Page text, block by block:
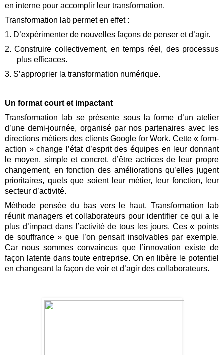
en interne pour accomplir leur transformation.
Transformation lab permet en effet :
1. D’expérimenter de nouvelles façons de penser et d’agir.
2. Construire collectivement, en temps réel, des processus
plus efficaces.
3. S’approprier la transformation numérique.
Un format court et impactant
Transformation lab se présente sous la forme d’un atelier
d’une demi-journée, organisé par nos partenaires avec les
directions métiers des clients Google for Work. Cette « form-
action » change l’état d’esprit des équipes en leur donnant
le moyen, simple et concret, d’être actrices de leur propre
changement, en fonction des améliorations qu’elles jugent
prioritaires, quels que soient leur métier, leur fonction, leur
secteur d’activité.
Méthode pensée du bas vers le haut, Transformation lab
réunit managers et collaborateurs pour identifier ce qui a le
plus d’impact dans l’activité de tous les jours. Ces « points
de souffrance » que l’on pensait insolvables par exemple.
Car nous sommes convaincus que l’innovation existe de
façon latente dans toute entreprise. On en libère le potentiel
en changeant la façon de voir et d’agir des collaborateurs.